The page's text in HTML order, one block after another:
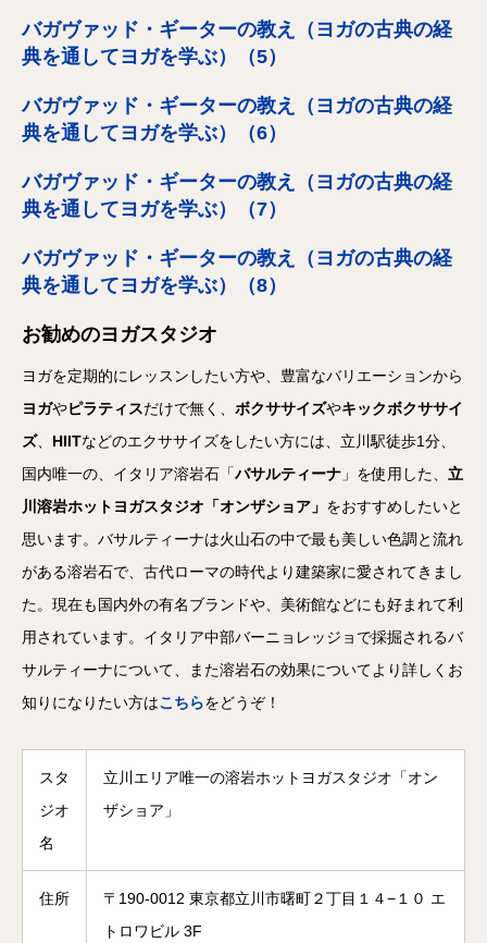
バガヴァッド・ギーターの教え（ヨガの古典の経
典を通してヨガを学ぶ）（5）
バガヴァッド・ギーターの教え（ヨガの古典の経
典を通してヨガを学ぶ）（6）
バガヴァッド・ギーターの教え（ヨガの古典の経
典を通してヨガを学ぶ）（7）
バガヴァッド・ギーターの教え（ヨガの古典の経
典を通してヨガを学ぶ）（8）
お勧めのヨガスタジオ
ヨガを定期的にレッスンしたい方や、豊富なバリエーションから
ヨガやピラティスだけで無く、 ボクササイズやキックボクササイ
ズ、 HIITなどのエクササイズをしたい方には、立川駅徒歩1分、
国内唯一の、イタリア溶岩石「バサルティーナ 」を使用した、 立
川溶岩ホットヨガスタジオ「オンザショア」 をおすすめしたいと
思います。バサルティーナは火山石の中で最も美しい色調と流れ
がある溶岩石で、古代ローマの時代より建築家に愛されてきまし
た。現在も国内外の有名ブランドや、美術館などにも好まれて利
用されています。イタリア中部バーニョレッジョで採掘されるバ
サルティーナについて、また溶岩石の効果についてより詳しくお
知りになりたい方はこちらをどうぞ！
スタ
ジオ
名
立川エリア唯一の溶岩ホットヨガスタジオ「オン
ザショア」
住所
〒190-0012 東京都立川市曙町２丁目１４−１０ エ
トロワビル 3F